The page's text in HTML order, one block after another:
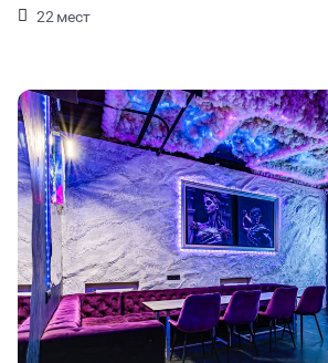
22 мест